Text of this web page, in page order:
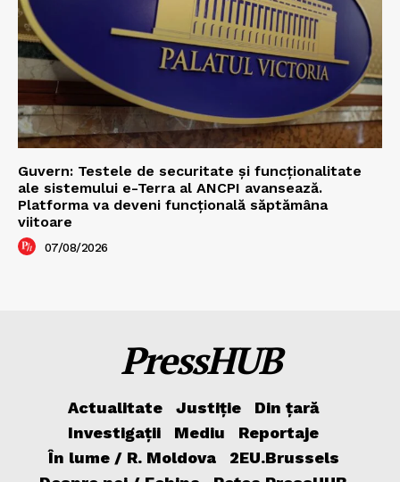
Guvern: Testele de securitate și funcționalitate
ale sistemului e-Terra al ANCPI avansează.
Platforma va deveni funcțională săptămâna
viitoare
07/08/2026
PressHUB
Actualitate Justiție
Din țară
Investigații
Mediu
Reportaje
În lume / R. Moldova
2EU.Brussels